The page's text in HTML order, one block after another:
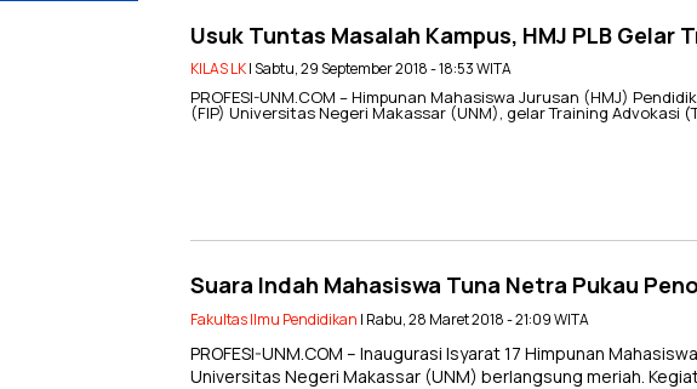
Usuk Tuntas Masalah Kampus, HMJ PLB Gelar
KILAS LK| Sabtu, 29 September 2018 - 18:53 WITA
PROFESI-UNM.COM – Himpunan Mahasiswa Jurusan (HMJ)
(FIP) Universitas Negeri Makassar (UNM), gelar Training Advokasi
Suara Indah Mahasiswa Tuna Netra Pukau
Fakultas Ilmu Pendidikan | Rabu, 28 Maret 2018 - 21:09 WITA
PROFESI-UNM.COM – Inaugurasi Isyarat 17 Himpunan
Universitas Negeri Makassar (UNM) berlangsung meriah.